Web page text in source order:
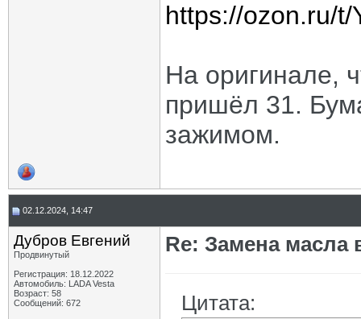
https://ozon.ru/t/
На оригинале,
пришёл 31.
зажимом.
02.12.2024, 14:47
Дубров Евгений
Продвинутый
Регистрация: 18.12.2022
Автомобиль: LADA Vesta
Возраст: 58
Сообщений: 672
Re: Замена масла
Цитата: